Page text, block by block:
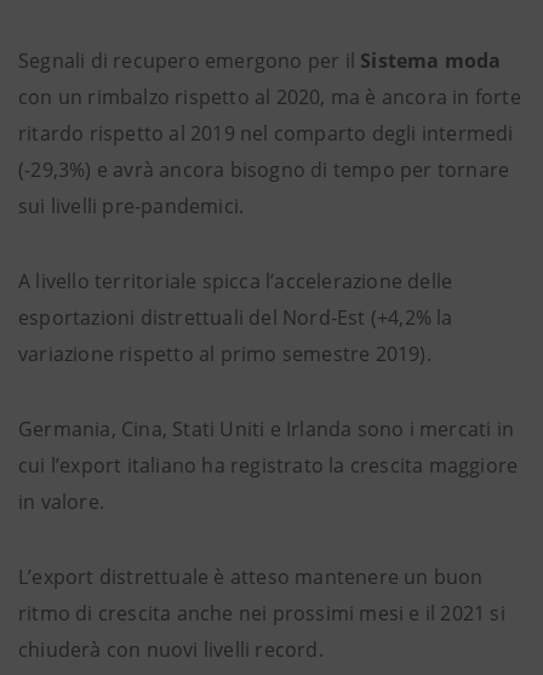
Segnali di recupero emergono per il Sistema moda
con un rimbalzo rispetto al 2020, ma è ancora in forte
ritardo rispetto al 2019 nel comparto degli intermedi
(-29,3%) e avrà ancora bisogno di tempo per tornare
sui livelli pre-pandemici.
A livello territoriale spicca l’accelerazione delle
esportazioni distrettuali del Nord-Est (+4,2% la
variazione rispetto al primo semestre 2019).
Germania, Cina, Stati Uniti e Irlanda sono i mercati in
cui l’export italiano ha registrato la crescita maggiore
in valore.
L’export distrettuale è atteso mantenere un buon
ritmo di crescita anche nei prossimi mesi e il 2021 si
chiuderà con nuovi livelli record.